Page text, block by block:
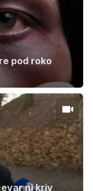
pod roko
ni kriv